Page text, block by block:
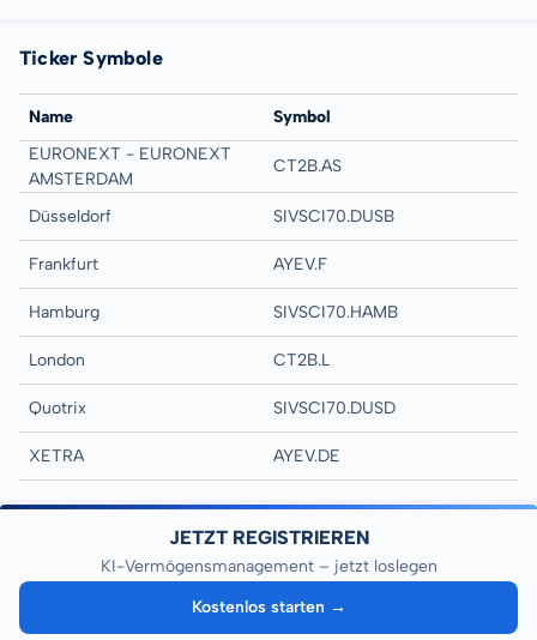
Ticker Symbole
Name
Symbol
EURONEXT - EURONEXT
AMSTERDAM
CT2B.AS
Düsseldorf SIVSCI70.DUSB
Frankfurt AYEV.F
Hamburg SIVSCI70.HAMB
London CT2B.L
Quotrix SIVSCI70.DUSD
XETRA AYEV.DE
JETZT REGISTRIEREN
KI-Vermögensmanagement – jetzt loslegen
Kostenlos starten →